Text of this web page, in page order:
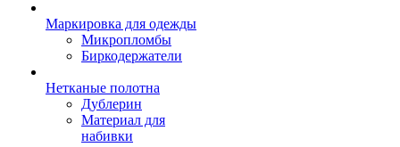
Маркировка для одежды
Микропломбы
Биркодержатели
Нетканые полотна
Дублерин
Материал для
набивки